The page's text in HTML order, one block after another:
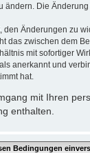
ändern. Die
den Änderungen zu
das zwischen dem
mit sofortiger
anerkannt und
hat.
mit Ihren
enthalten.